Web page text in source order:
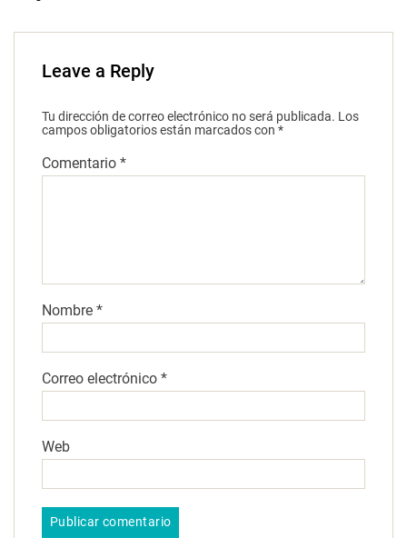
Leave a Reply
Tu dirección de correo electrónico no será publicada. Los
campos obligatorios están marcados con *
Comentario *
Nombre *
Correo electrónico *
Web